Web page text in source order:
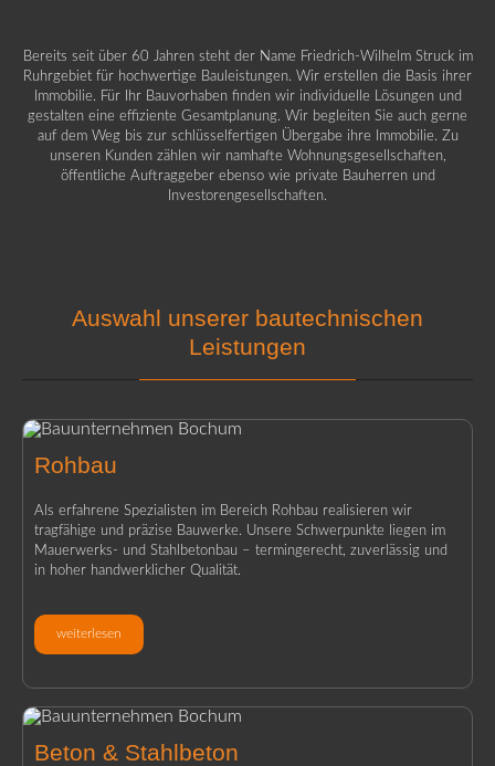
Bereits seit über 60 Jahren steht der Name Friedrich-Wilhelm Struck im
Ruhrgebiet für hochwertige Bauleistungen. Wir erstellen die Basis ihrer
Immobilie. Für Ihr Bauvorhaben finden wir individuelle Lösungen und
gestalten eine effiziente Gesamtplanung. Wir begleiten Sie auch gerne
auf dem Weg bis zur schlüsselfertigen Übergabe ihre Immobilie. Zu
unseren Kunden zählen wir namhafte Wohnungsgesellschaften,
öffentliche Auftraggeber ebenso wie private Bauherren und
Investorengesellschaften.
Auswahl unserer bautechnischen
Leistungen
Rohbau
Als erfahrene Spezialisten im Bereich Rohbau realisieren wir
tragfähige und präzise Bauwerke. Unsere Schwerpunkte liegen im
Mauerwerks- und Stahlbetonbau – termingerecht, zuverlässig und
in hoher handwerklicher Qualität.
weiterlesen
Beton & Stahlbeton